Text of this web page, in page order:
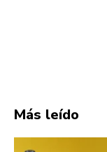
Más leído